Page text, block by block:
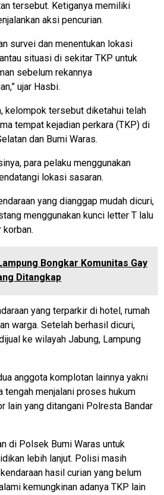
tersebut. Ketiganya memiliki
aksi pencurian.
survei dan menentukan lokasi
situasi di sekitar TKP untuk
sebelum rekannya
ujar Hasbi.
kelompok tersebut diketahui telah
tempat kejadian perkara (TKP) di
dan Bumi Waras.
para pelaku menggunakan
lokasi sasaran.
yang dianggap mudah dicuri,
menggunakan kunci letter T lalu
Bongkar Komunitas Gay
Ditangkap
yang terparkir di hotel, rumah
warga. Setelah berhasil dicuri,
ke wilayah Jabung, Lampung
anggota komplotan lainnya yakni
tengah menjalani proses hukum
lain yang ditangani Polresta Bandar
di Polsek Bumi Waras untuk
lebih lanjut. Polisi masih
hasil curian yang belum
kemungkinan adanya TKP lain